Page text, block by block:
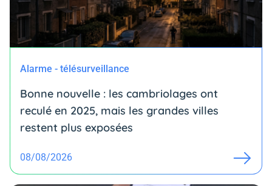
Alarme - télésurveillance
Bonne nouvelle : les cambriolages ont
reculé en 2025, mais les grandes villes
restent plus exposées
08/08/2026